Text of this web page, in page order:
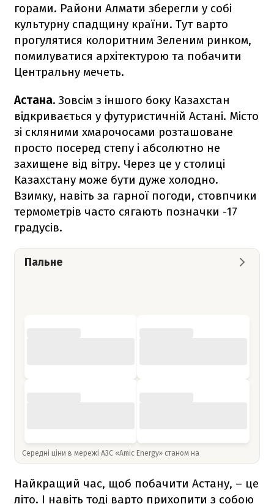
горами. Райони Алмати зберегли у собі
культурну спадщину країни. Тут варто
прогулятися колоритним Зеленим ринком,
помилуватися архітектурою та побачити
Центральну мечеть.
Астана. Зовсім з іншого боку Казахстан
відкривається у футуристичній Астані. Місто
зі скляними хмарочосами розташоване
просто посеред степу і абсолютно не
захищене від вітру. Через це у столиці
Казахстану може бути дуже холодно.
Взимку, навіть за гарної погоди, стовпчики
термометрів часто сягають позначки -17
градусів.
Пальне
Середні ціни в мережі АЗС «Amic Energy» станом на
Найкращий час, щоб побачити Астану, – це
літо. І навіть тоді варто прихопити з собою